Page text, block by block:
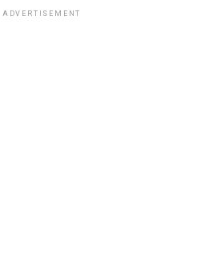
ADVERTISEMENT